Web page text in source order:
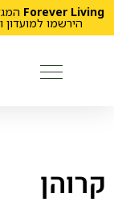
Forever Living
הירשמו למועדון ותהנו 5% הנחה
קרוהן